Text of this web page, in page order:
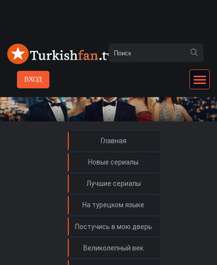
ВХОД
Главная
Новые сериалы
Лучшие сериалы
На турецком языке